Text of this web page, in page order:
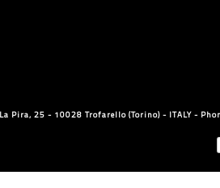
Pira, 25 - 10028 Trofarello (Torino) - ITALY -